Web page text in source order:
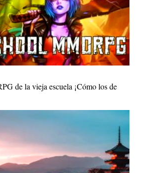
de la vieja escuela ¡Cómo los de